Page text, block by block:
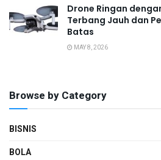
Drone Ringan
Terbang Jauh dan
Batas
MAY 8, 2026
Browse by Category
BISNIS
BOLA